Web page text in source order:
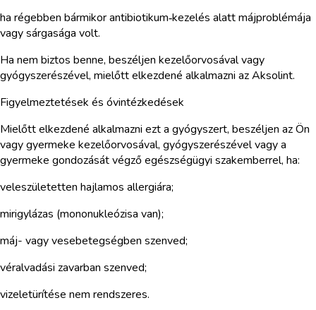
ha régebben bármikor antibiotikum‑kezelés alatt májproblémája
vagy sárgasága volt.
Ha nem biztos benne, beszéljen kezelőorvosával vagy
gyógyszerészével, mielőtt elkezdené alkalmazni az Aksolint.
Figyelmeztetések és óvintézkedések
Mielőtt elkezdené alkalmazni ezt a gyógyszert, beszéljen az Ön
vagy gyermeke kezelőorvosával, gyógyszerészével vagy a
gyermeke gondozását végző egészségügyi szakemberrel, ha:
veleszületetten hajlamos allergiára;
mirigylázas (mononukleózisa van);
máj- vagy vesebetegségben szenved;
véralvadási zavarban szenved;
vizeletürítése nem rendszeres.